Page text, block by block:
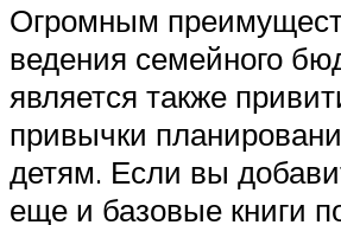
Огромным
ведения семейного
является также
привычки
детям. Если вы
еще и базовые книги